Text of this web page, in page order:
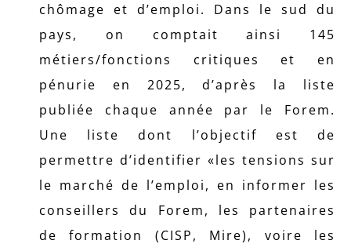
chômage et d’emploi. Dans le sud du
pays, on comptait ainsi 145
métiers/fonctions critiques et en
pénurie en 2025, d’après la liste
publiée chaque année par le Forem.
Une liste dont l’objectif est de
permettre d’identifier «les tensions sur
le marché de l’emploi, en informer les
conseillers du Forem, les partenaires
de formation (CISP, Mire), voire les